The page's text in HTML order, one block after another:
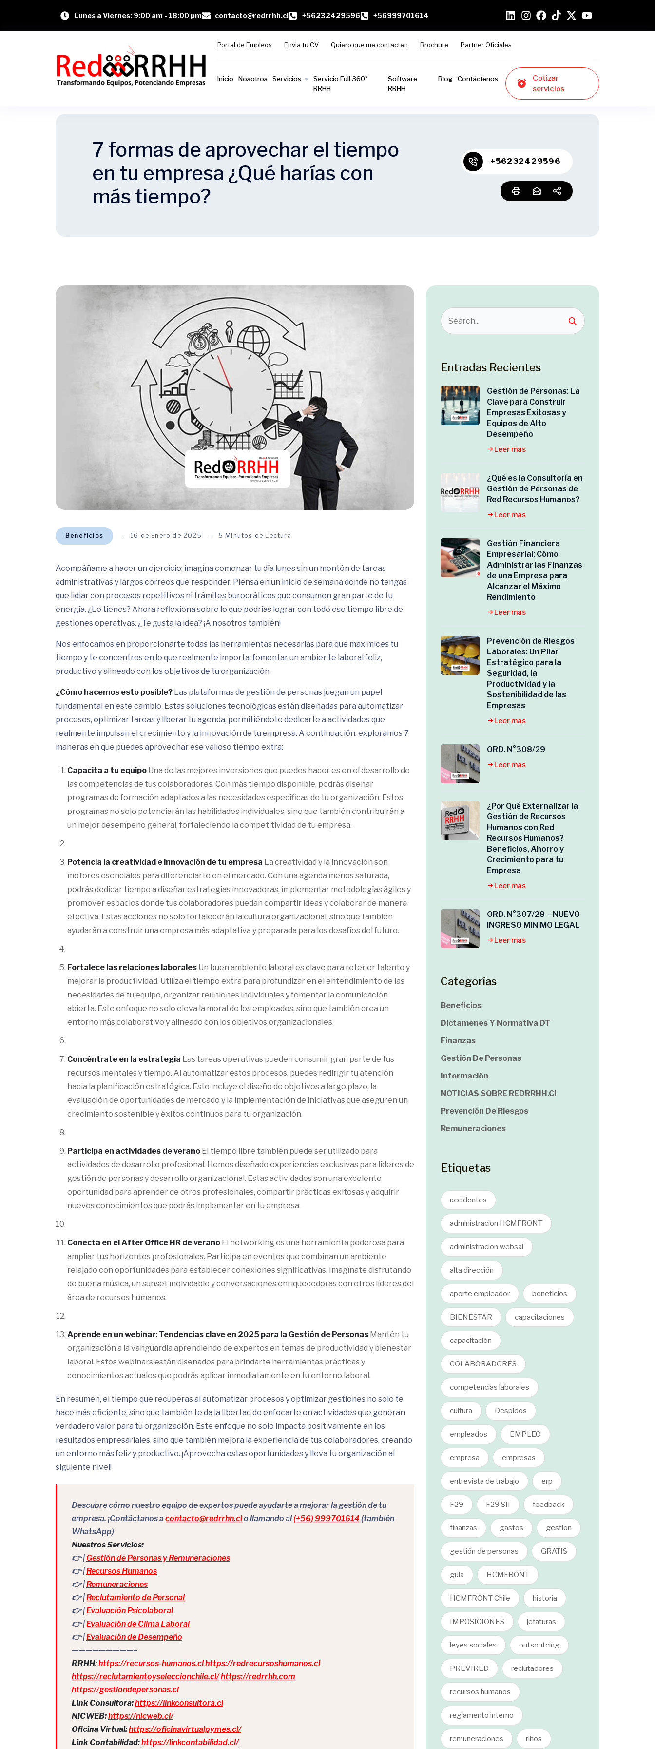
Lunes a Viernes: 9:00 am - 18:00 pm contacto@redrrhh.cl +56232429596 +56999701614
Portal de Empleos Envia tu CV Quiero que me contacten Brochure Partner Oficiales
Inicio Nosotros Servicios
Servicio Full 360°
RRHH
Software
RRHH
Blog Contáctenos
Cotizar
servicios
7 formas de aprovechar el tiempo
en tu empresa ¿Qué harías con
más tiempo?
+56232429596
Beneficios 16 de Enero de 2025 5 Minutos de Lectura
Acompáñame a hacer un ejercicio: imagina comenzar tu día lunes sin un montón de tareas
administrativas y largos correos que responder. Piensa en un inicio de semana donde no tengas
que lidiar con procesos repetitivos ni trámites burocráticos que consumen gran parte de tu
energía. ¿Lo tienes? Ahora reflexiona sobre lo que podrías lograr con todo ese tiempo libre de
gestiones operativas. ¿Te gusta la idea? ¡A nosotros también!
Nos enfocamos en proporcionarte todas las herramientas necesarias para que maximices tu
tiempo y te concentres en lo que realmente importa: fomentar un ambiente laboral feliz,
productivo y alineado con los objetivos de tu organización.
¿Cómo hacemos esto posible? Las plataformas de gestión de personas juegan un papel
fundamental en este cambio. Estas soluciones tecnológicas están diseñadas para automatizar
procesos, optimizar tareas y liberar tu agenda, permitiéndote dedicarte a actividades que
realmente impulsan el crecimiento y la innovación de tu empresa. A continuación, exploramos 7
maneras en que puedes aprovechar ese valioso tiempo extra:
Capacita a tu equipo Una de las mejores inversiones que puedes hacer es en el desarrollo de
las competencias de tus colaboradores. Con más tiempo disponible, podrás diseñar
programas de formación adaptados a las necesidades específicas de tu organización. Estos
programas no solo potenciarán las habilidades individuales, sino que también contribuirán a
un mejor desempeño general, fortaleciendo la competitividad de tu empresa.
Potencia la creatividad e innovación de tu empresa La creatividad y la innovación son
motores esenciales para diferenciarte en el mercado. Con una agenda menos saturada,
podrás dedicar tiempo a diseñar estrategias innovadoras, implementar metodologías ágiles y
promover espacios donde tus colaboradores puedan compartir ideas y colaborar de manera
efectiva. Estas acciones no solo fortalecerán la cultura organizacional, sino que también
ayudarán a construir una empresa más adaptativa y preparada para los desafíos del futuro.
Fortalece las relaciones laborales Un buen ambiente laboral es clave para retener talento y
mejorar la productividad. Utiliza el tiempo extra para profundizar en el entendimiento de las
necesidades de tu equipo, organizar reuniones individuales y fomentar la comunicación
abierta. Este enfoque no solo eleva la moral de los empleados, sino que también crea un
entorno más colaborativo y alineado con los objetivos organizacionales.
Concéntrate en la estrategia Las tareas operativas pueden consumir gran parte de tus
recursos mentales y tiempo. Al automatizar estos procesos, puedes redirigir tu atención
hacia la planificación estratégica. Esto incluye el diseño de objetivos a largo plazo, la
evaluación de oportunidades de mercado y la implementación de iniciativas que aseguren un
crecimiento sostenible y éxitos continuos para tu organización.
Participa en actividades de verano El tiempo libre también puede ser utilizado para
actividades de desarrollo profesional. Hemos diseñado experiencias exclusivas para líderes de
gestión de personas y desarrollo organizacional. Estas actividades son una excelente
oportunidad para aprender de otros profesionales, compartir prácticas exitosas y adquirir
nuevos conocimientos que podrás implementar en tu empresa.
Conecta en el After Office HR de verano El networking es una herramienta poderosa para
ampliar tus horizontes profesionales. Participa en eventos que combinan un ambiente
relajado con oportunidades para establecer conexiones significativas. Imagínate disfrutando
de buena música, un sunset inolvidable y conversaciones enriquecedoras con otros líderes del
área de recursos humanos.
Aprende en un webinar: Tendencias clave en 2025 para la Gestión de Personas Mantén tu
organización a la vanguardia aprendiendo de expertos en temas de productividad y bienestar
laboral. Estos webinars están diseñados para brindarte herramientas prácticas y
conocimientos actuales que podrás aplicar inmediatamente en tu entorno laboral.
En resumen, el tiempo que recuperas al automatizar procesos y optimizar gestiones no solo te
hace más eficiente, sino que también te da la libertad de enfocarte en actividades que generan
verdadero valor para tu organización. Este enfoque no solo impacta positivamente en los
resultados empresariales, sino que también mejora la experiencia de tus colaboradores, creando
un entorno más feliz y productivo. ¡Aprovecha estas oportunidades y lleva tu organización al
siguiente nivel!
Descubre cómo nuestro equipo de expertos puede ayudarte a mejorar la gestión de tu
empresa. ¡Contáctanos acontacto@redrrhh.clo llamando al(+56) 999701614(también
WhatsApp)
Nuestros Servicios:
👉 | Gestión de Personas y Remuneraciones
👉 |Recursos Humanos
👉 |Remuneraciones
👉 |Reclutamiento de Personal
👉 |Evaluación Psicolaboral
👉 |Evaluación de Clima Laboral
👉 |Evaluación de Desempeño
—————————–
RRHH:https://recursos-humanos.clhttps://redrecursoshumanos.cl
https://reclutamientoyseleccionchile.cl/https://redrrhh.com
https://gestiondepersonas.cl
Link Consultora:https://linkconsultora.cl
NICWEB:https://nicweb.cl/
Oficina Virtual:https://oficinavirtualpymes.cl/
Link Contabilidad:https://linkcontabilidad.cl/
Entradas Recientes
Gestión de Personas: La
Clave para Construir
Empresas Exitosas y
Equipos de Alto
Desempeño
Leer mas
¿Qué es la Consultoría en
Gestión de Personas de
Red Recursos Humanos?
Leer mas
Gestión Financiera
Empresarial: Cómo
Administrar las Finanzas
de una Empresa para
Alcanzar el Máximo
Rendimiento
Leer mas
Prevención de Riesgos
Laborales: Un Pilar
Estratégico para la
Seguridad, la
Productividad y la
Sostenibilidad de las
Empresas
Leer mas
ORD. N°308/29
Leer mas
¿Por Qué Externalizar la
Gestión de Recursos
Humanos con Red
Recursos Humanos?
Beneficios, Ahorro y
Crecimiento para tu
Empresa
Leer mas
ORD. N°307/28 – NUEVO
INGRESO MINIMO LEGAL
Leer mas
Categorías
Beneficios
Dictamenes Y Normativa DT
Finanzas
Gestión De Personas
Información
NOTICIAS SOBRE REDRRHH.cl
Prevención De Riesgos
Remuneraciones
Etiquetas
accidentes
administracion HCMFRONT
administracion websal
alta dirección
aporte empleador beneficios
BIENESTAR capacitaciones
capacitación
COLABORADORES
competencias laborales
cultura Despidos
empleados EMPLEO
empresa empresas
entrevista de trabajo erp
F29 F29 SII feedback
finanzas gastos gestion
gestión de personas GRATIS
guia HCMFRONT
HCMFRONT Chile historia
IMPOSICIONES jefaturas
leyes sociales outsoutcing
PREVIRED reclutadores
recursos humanos
reglamento interno
remuneraciones rihos